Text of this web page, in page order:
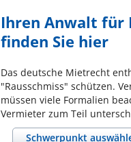
Ihren Anwalt für
finden Sie hier
Das deutsche Mietrecht
"Rausschmiss" schützen.
müssen viele Formalien
Vermieter zum Teil
Schwerpunkt